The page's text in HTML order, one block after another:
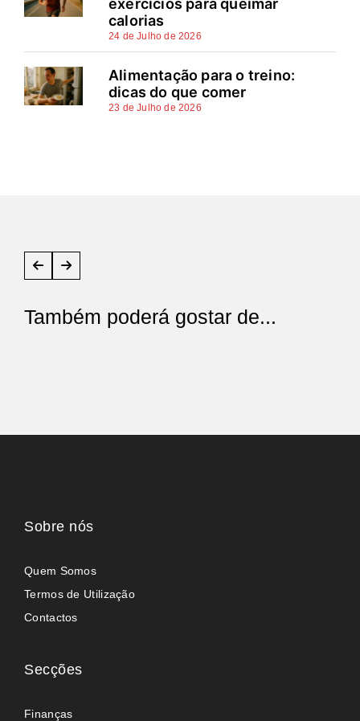
calorias
24 de Julho de 2026
Alimentação para o treino:
dicas do que comer
23 de Julho de 2026
Também poderá gostar de...
Sobre nós
Quem Somos
Termos de Utilização
Contactos
Secções
Finanças